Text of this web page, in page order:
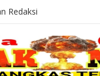
Redaksi